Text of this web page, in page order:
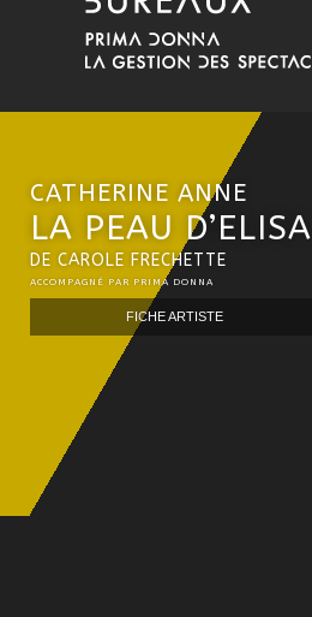
CATHERINE ANNE
LA PEAU D’ELISA
DE CAROLE FRECHETTE
ACCOMPAGNÉ PAR PRIMA DONNA
FICHE ARTISTE